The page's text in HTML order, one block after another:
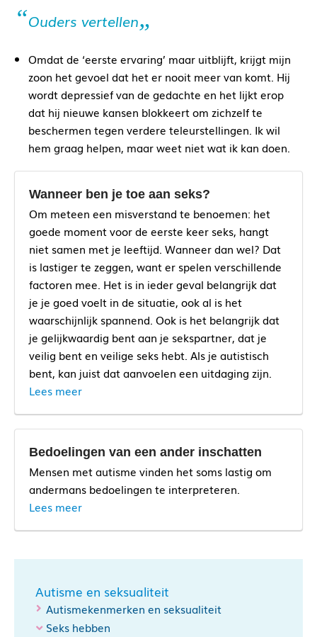
Ouders vertellen
Omdat de ‘eerste ervaring’ maar uitblijft, krijgt mijn
zoon het gevoel dat het er nooit meer van komt. Hij
wordt depressief van de gedachte en het lijkt erop
dat hij nieuwe kansen blokkeert om zichzelf te
beschermen tegen verdere teleurstellingen. Ik wil
hem graag helpen, maar weet niet wat ik kan doen.
Wanneer ben je toe aan seks?
Om meteen een misverstand te benoemen: het
goede moment voor de eerste keer seks, hangt
niet samen met je leeftijd. Wanneer dan wel? Dat
is lastiger te zeggen, want er spelen verschillende
factoren mee. Het is in ieder geval belangrijk dat
je je goed voelt in de situatie, ook al is het
waarschijnlijk spannend. Ook is het belangrijk dat
je gelijkwaardig bent aan je sekspartner, dat je
veilig bent en veilige seks hebt. Als je autistisch
bent, kan juist dat aanvoelen een uitdaging zijn.
Lees meer
Bedoelingen van een ander inschatten
Mensen met autisme vinden het soms lastig om
andermans bedoelingen te interpreteren.
Lees meer
Sociale interactie en
Autisme en seksualiteit
Autismekenmerken en seksualiteit
Seks hebben